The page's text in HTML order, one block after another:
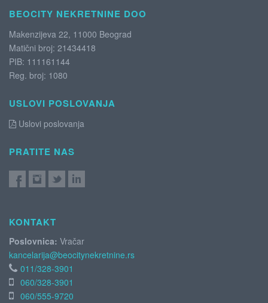
BEOCITY NEKRETNINE DOO
Makenzijeva 22, 11000 Beograd
Matični broj: 21434418
PIB: 111161144
Reg. broj: 1080
USLOVI POSLOVANJA
Uslovi poslovanja
PRATITE NAS
KONTAKT
Poslovnica: Vračar
kancelarija@beocitynekretnine.rs
011/328-3901
060/328-3901
060/555-9720